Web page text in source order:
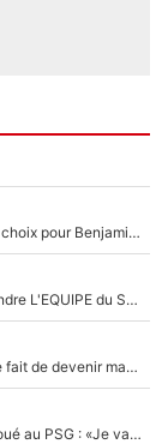
La Liga sur beIN Sports c’est terminé, DAZN a fait son choix pour Benjamin Da Silva et Omar Da Fonseca !
Raymond Domenech a posé ses conditions pour rejoindre L'EQUIPE du Soir : Il refuse de faire l'émission avec un autre chroniqueur !
«C’est l'une des choses qui me fait le plus peur dans le fait de devenir maman» : En couple avec Antoine Dupont, Iris Mittenaere s'inquiète déjà pour ses futurs enfants !
Le transfert de Maghnes Akliouche menace Désiré Doué au PSG : «Je valide à 200%»